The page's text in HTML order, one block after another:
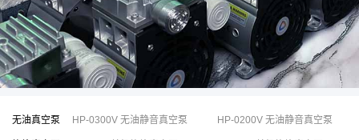
无油真空泵 HP-0300V 无油静音真空泵 HP-0200V 无油静音真空泵